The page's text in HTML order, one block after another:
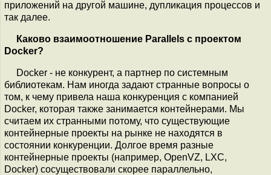
приложений на другой машине, дупликация процессов и
так далее.
Каково взаимоотношение Parallels с проектом
Docker?
Docker - не конкурент, а партнер по системным
библиотекам. Нам иногда задают странные вопросы о
том, к чему привела наша конкуренция с компанией
Docker, которая также занимается контейнерами. Мы
считаем их странными потому, что существующие
контейнерные проекты на рынке не находятся в
состоянии конкуренции. Долгое время разные
контейнерные проекты (например, OpenVZ, LXC,
Docker) сосуществовали скорее параллельно,